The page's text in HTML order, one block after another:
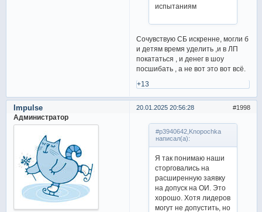
испытаниям
Сочувствую СБ искренне, могли б
и детям время уделить ,и в ЛП
покататься , и денег в шоу
посшибать , а не вот это вот всё.
+13
1998
20.01.2025 20:56:28
Impulse
Администратор
#p3940642,Knopochka
написал(а):
Я так понимаю наши
сторговались на
расширенную заявку
на допуск на ОИ. Это
хорошо. Хотя лидеров
могут не допустить, но